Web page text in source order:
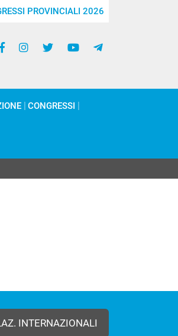
PROVINCIALI 2026
CONGRESSI
INTERNAZIONALI